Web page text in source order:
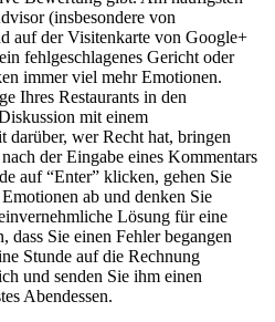
(insbesondere von
auf der Visitenkarte von Google+
fehlgeschlagenes Gericht oder
immer viel mehr Emotionen.
Ihres Restaurants in den
mit einem
darüber, wer Recht hat, bringen
der Eingabe eines Kommentars
auf “Enter” klicken, gehen Sie
ab und denken Sie
Lösung für eine
dass Sie einen Fehler begangen
Stunde auf die Rechnung
und senden Sie ihm einen
Abendessen.